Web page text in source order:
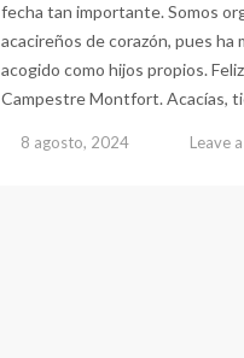
fecha tan importante. Somos
acacireños de corazón, pues ha
acogido como hijos propios.
Campestre Montfort. Acacías,
8 agosto, 2024 Leave